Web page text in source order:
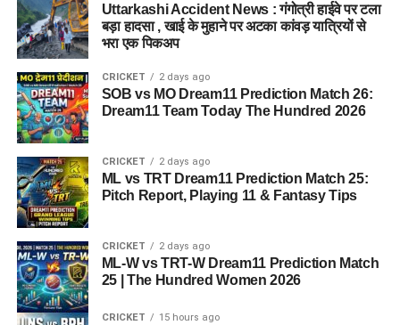
Uttarkashi Accident News : गंगोत्री हाईवे पर टला
बड़ा हादसा , खाई के मुहाने पर अटका कांवड़ यात्रियों से
भरा एक पिकअप
CRICKET 2 days ago
SOB vs MO Dream11 Prediction Match 26:
Dream11 Team Today The Hundred 2026
CRICKET 2 days ago
ML vs TRT Dream11 Prediction Match 25:
Pitch Report, Playing 11 & Fantasy Tips
CRICKET 2 days ago
ML-W vs TRT-W Dream11 Prediction Match
25 | The Hundred Women 2026
CRICKET 15 hours ago